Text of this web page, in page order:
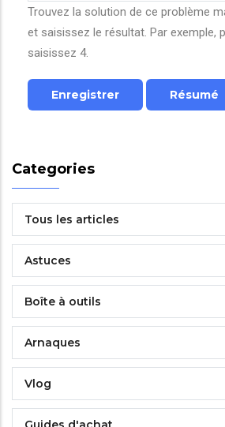
Trouvez la solution de ce problème
et saisissez le résultat. Par exemple,
saisissez 4.
Categories
Tous les articles
Astuces
Boîte à outils
Arnaques
Vlog